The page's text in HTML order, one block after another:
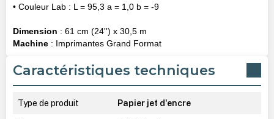
• Couleur Lab : L = 95,3 a = 1,0 b = -9
Dimension : 61 cm (24'') x 30,5 m
Machine: Imprimantes Grand Format
Caractéristiques techniques
Type de produit Papier jet d'encre